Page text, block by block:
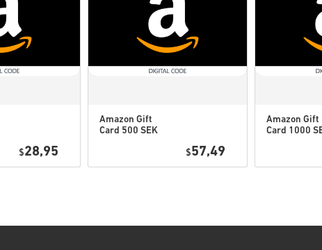
Podívej se na rychlý návod
• Tyto kódy nemají datum
• Stahovatelný obsah nebo
• Pro některé produkty
$28,95
Amazon Gift
Card 500 SEK
$57,49
Amazon Gift
Card 1000